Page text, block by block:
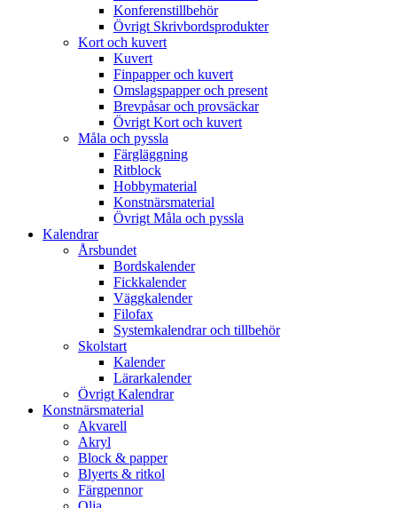
Konferenstillbehör
Övrigt Skrivbordsprodukter
Kort och kuvert
Kuvert
Finpapper och kuvert
Omslagspapper och present
Brevpåsar och provsäckar
Övrigt Kort och kuvert
Måla och pyssla
Färgläggning
Ritblock
Hobbymaterial
Konstnärsmaterial
Övrigt Måla och pyssla
Kalendrar
Årsbundet
Bordskalender
Fickkalender
Väggkalender
Filofax
Systemkalendrar och tillbehör
Skolstart
Kalender
Lärarkalender
Övrigt Kalendrar
Konstnärsmaterial
Akvarell
Akryl
Block & papper
Blyerts & ritkol
Färgpennor